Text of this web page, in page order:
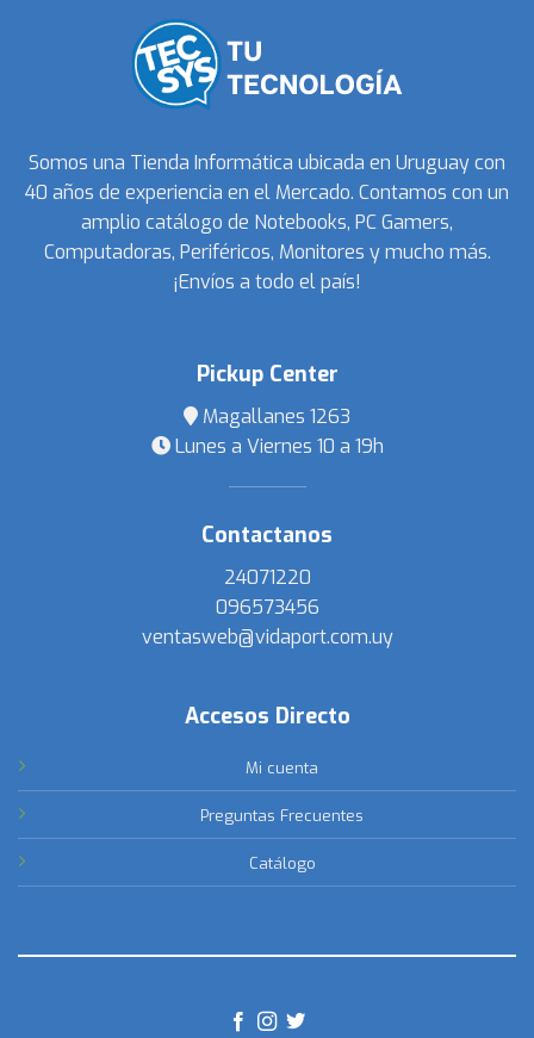
Somos una Tienda Informática ubicada en Uruguay con
40 años de experiencia en el Mercado. Contamos con un
amplio catálogo de Notebooks, PC Gamers,
Computadoras, Periféricos, Monitores y mucho más.
¡Envíos a todo el país!
Pickup Center
Magallanes 1263
Lunes a Viernes 10 a 19h
Contactanos
24071220
096573456
ventasweb@vidaport.com.uy
Accesos Directo
Mi cuenta
Preguntas Frecuentes
Catálogo